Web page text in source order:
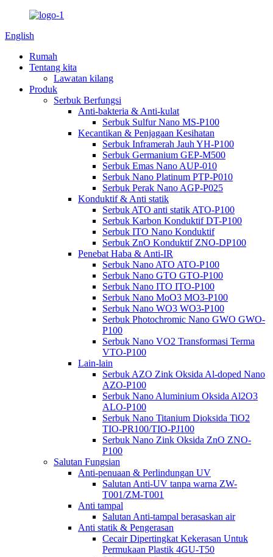
English
Rumah
Tentang kita
Lawatan kilang
Produk
Serbuk Berfungsi
Anti-bakteria & Anti-kulat
Serbuk Sulfur Nano MS-P100
Kecantikan & Penjagaan Kesihatan
Serbuk Inframerah Jauh YH-P100
Serbuk Germanium GEP-M500
Serbuk Emas Nano AUP-010
Serbuk Nano Platinum PTP-P010
Serbuk Perak Nano AGP-P025
Konduktif & Anti statik
Serbuk ATO anti statik ATO-P100
Serbuk Karbon Konduktif DT-P100
Serbuk ITO Nano Konduktif
Serbuk ZnO Konduktif ZNO-DP100
Penebat Haba & Anti-IR
Serbuk Nano ATO ATO-P100
Serbuk Nano GTO GTO-P100
Serbuk Nano ITO ITO-P100
Serbuk Nano MoO3 MO3-P100
Serbuk Nano WO3 WO3-P100
Serbuk Photochromic Nano GWO GWO-
P100
Serbuk Nano VO2 Transformasi Terma
VTO-P100
Lain-lain
Serbuk AZO Zink Oksida Al-doped Nano
AZO-P100
Serbuk Nano Aluminium Oksida Al2O3
ALO-P100
Serbuk Nano Titanium Dioksida TiO2
TIO-PR100/TIO-PJ100
Serbuk Nano Zink Oksida ZnO ZNO-
P100
Salutan Fungsian
Anti-penuaan & Perlindungan UV
Salutan Anti-UV tanpa warna ZW-
T001/ZM-T001
Anti tampal
Salutan Anti-tampal berasaskan air
Anti statik & Pengerasan
Cecair Dipertingkat Kekerasan Untuk
Permukaan Plastik 4GU-T50